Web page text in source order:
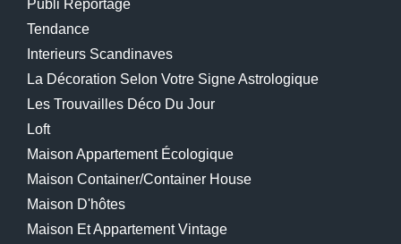
Publi Reportage
Tendance
Interieurs Scandinaves
La Décoration Selon Votre Signe Astrologique
Les Trouvailles Déco Du Jour
Loft
Maison Appartement Écologique
Maison Container/container House
Maison D'hôtes
Maison Et Appartement Vintage